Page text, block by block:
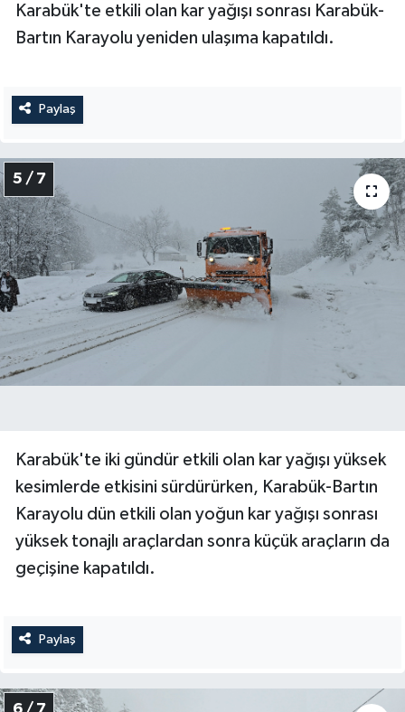
Karabük'te etkili olan kar yağışı sonrası Karabük-
Bartın Karayolu yeniden ulaşıma kapatıldı.
Paylaş
5 / 7
Karabük'te iki gündür etkili olan kar yağışı yüksek
kesimlerde etkisini sürdürürken, Karabük-Bartın
Karayolu dün etkili olan yoğun kar yağışı sonrası
yüksek tonajlı araçlardan sonra küçük araçların da
geçişine kapatıldı.
Paylaş